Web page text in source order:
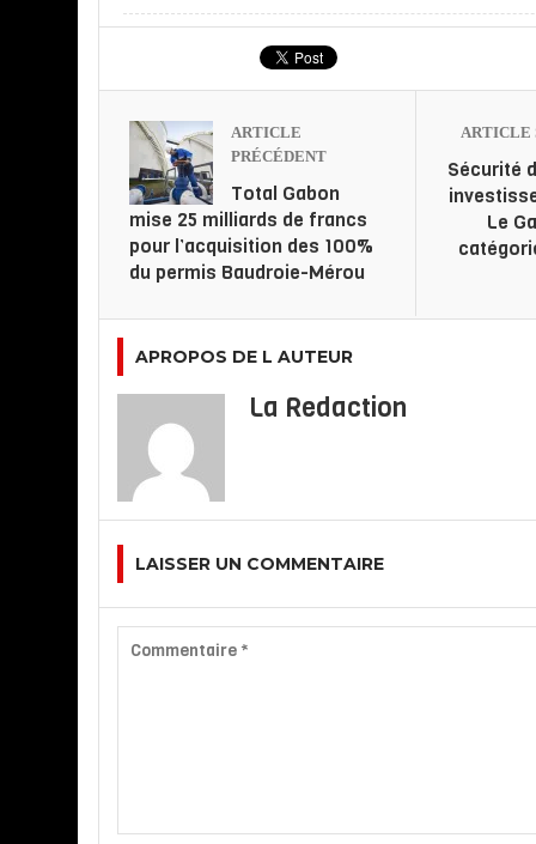
ARTICLE
PRÉCÉDENT
Total Gabon
mise 25 milliards de francs
pour l’acquisition des 100%
du permis Baudroie-Mérou
ARTICLE
Sécurité
Le
APROPOS DE L AUTEUR
La Redaction
LAISSER UN COMMENTAIRE